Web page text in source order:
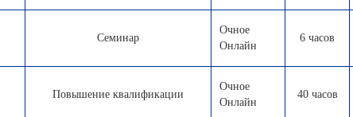
Семинар
Очное
Онлайн
6 часов
Повышение квалификации
Очное
Онлайн
40 часов